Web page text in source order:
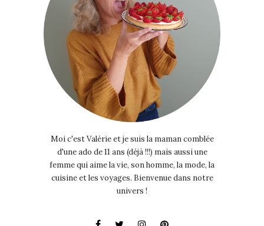
Moi c'est Valérie et je suis la maman comblée
d'une ado de 11 ans (déjà !!!) mais aussi une
femme qui aime la vie, son homme, la mode, la
cuisine et les voyages. Bienvenue dans notre
univers !